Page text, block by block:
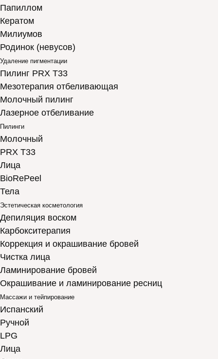
Папиллом
Кератом
Милиумов
Родинок (невусов)
Удаление пигментации
Пилинг PRX T33
Мезотерапия отбеливающая
Молочный пилинг
Лазерное отбеливание
Пилинги
Молочный
PRX T33
Лица
BioRePeel
Тела
Эстетическая косметология
Депиляция воском
Карбокситерапия
Коррекция и окрашивание бровей
Чистка лица
Ламинирование бровей
Окрашивание и ламинирование ресниц
Массажи и тейпирование
Испанский
Ручной
LPG
Лица